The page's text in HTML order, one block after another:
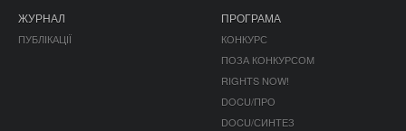
ЖУРНАЛ
ПУБЛІКАЦІЇ
ПРОГРАМА
КОНКУРС
ПОЗА КОНКУРСОМ
RIGHTS NOW!
DOCU/ПРО
DOCU/СИНТЕЗ